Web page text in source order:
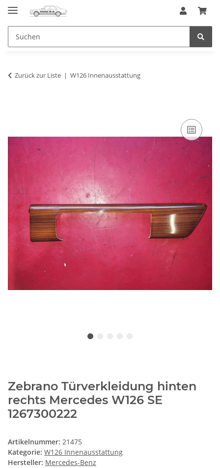
Zurück zur Liste W126 Innenausstattung
Zebrano Türverkleidung hinten
rechts Mercedes W126 SE
1267300222
Artikelnummer: 21475
Kategorie: W126 Innenausstattung
Hersteller: Mercedes-Benz